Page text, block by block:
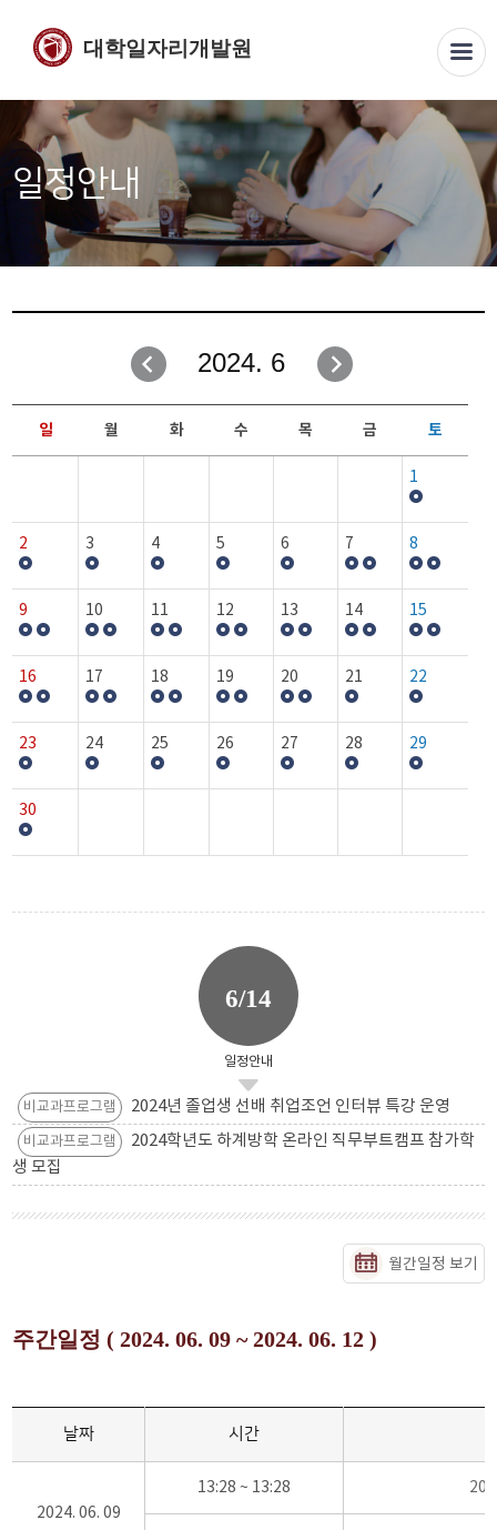
대학일자리개발원
일정안내
2024. 6
일 월 화 수 목 금 토
1
2 3 4 5 6 7 8
9 10 11 12 13 14 15
16 17 18 19 20 21 22
23 24 25 26 27 28 29
30
6/14
일정안내
비교과프로그램 2024년 졸업생 선배 취업조언 인터뷰 특강 운영
비교과프로그램
2024학년도 하계방학 온라인 직무부트캠프 참가학
생 모집
월간일정 보기
주간일정 ( 2024. 06. 09 ~ 2024. 06. 12 )
날짜 시간
2024. 06. 09
13:28 ~ 13:28